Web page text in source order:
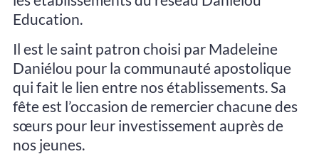
Education.
Il est le saint patron choisi par Madeleine
Daniélou pour la communauté apostolique
qui fait le lien entre nos établissements. Sa
fête est l’occasion de remercier chacune des
sœurs pour leur investissement auprès de
nos jeunes.